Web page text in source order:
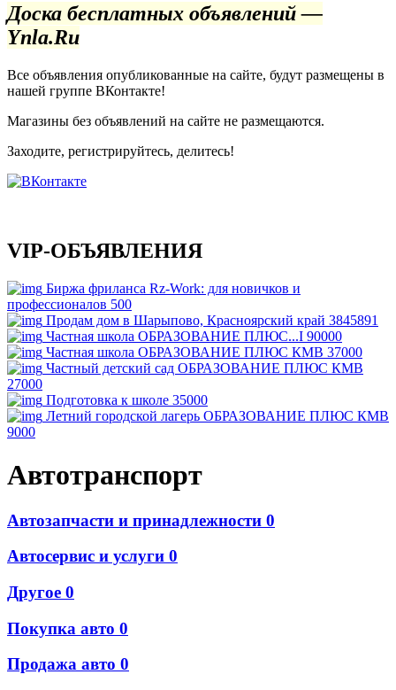
Доска бесплатных объявлений —
Ynla.Ru
Все объявления опубликованные на сайте, будут размещены в
нашей группе ВКонтакте!
Магазины без объявлений на сайте не размещаются.
Заходите, регистрируйтесь, делитесь!
VIP-ОБЪЯВЛЕНИЯ
Биржа фриланса Rz-Work: для новичков и
профессионалов 500
Продам дом в Шарыпово, Красноярский край 3845891
Частная школа ОБРАЗОВАНИЕ ПЛЮС...I 90000
Частная школа ОБРАЗОВАНИЕ ПЛЮС КМВ 37000
Частный детский сад ОБРАЗОВАНИЕ ПЛЮС КМВ
27000
Подготовка к школе 35000
Летний городской лагерь ОБРАЗОВАНИЕ ПЛЮС КМВ
9000
Автотранспорт
Автозапчасти и принадлежности 0
Автосервис и услуги 0
Другое 0
Покупка авто 0
Продажа авто 0